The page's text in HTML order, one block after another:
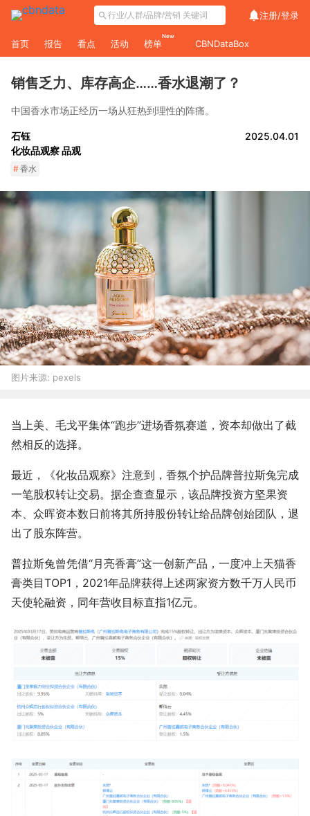
注册/登录
首页 报告 看点 活动 榜单
New
CBNDataBox
销售乏力、库存高企……香水退潮了？
中国香水市场正经历一场从狂热到理性的阵痛。
石钰
化妆品观察 品观
2025.04.01
#香水
图片来源: pexels
当上美、毛戈平集体“跑步”进场香氛赛道，资本却做出了截
然相反的选择。
最近，《化妆品观察》注意到，香氛个护品牌普拉斯兔完成
一笔股权转让交易。据企查查显示，该品牌投资方坚果资
本、众晖资本数日前将其所持股份转让给品牌创始团队，退
出了股东阵营。
普拉斯兔曾凭借“月亮香膏”这一创新产品，一度冲上天猫香
膏类目TOP1，2021年品牌获得上述两家资方数千万人民币
天使轮融资，同年营收目标直指1亿元。